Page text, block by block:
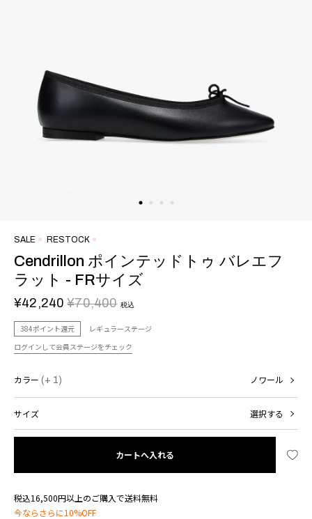
SALE RESTOCK
Cendrillon ポインテッドトゥ バレエフ
ラット - FRサイズ
¥42,240 ¥70,400 税込
384ポイント還元
レギュラーステージ
ログインして会員ステージをチェック
カラー (+ 1) ノワール
サイズ 選択する
カートへ入れる
税込16,500円以上のご購入で送料無料
今ならさらに10%OFF